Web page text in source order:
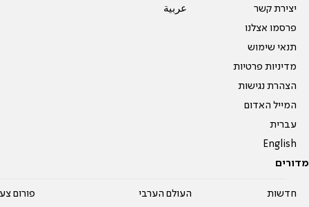
יצירת קשר
פרסמו אצלנו
תנאי שימוש
מדיניות פרטיות
הצהרת נגישות
המייל האדום
עברית
English
عربية
מדורים
חדשות העולם הערבי פורום